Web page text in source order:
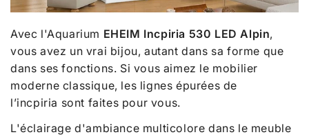
Avec l'Aquarium EHEIM Incpiria 530 LED Alpin,
vous avez un vrai bijou, autant dans sa forme que
dans ses fonctions. Si vous aimez le mobilier
moderne classique, les lignes épurées de
l’incpiria sont faites pour vous.
L'éclairage d'ambiance multicolore dans le meuble